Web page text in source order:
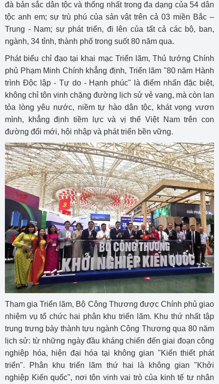
đà bản sắc dân tộc và thống nhất trong đa dạng của 54 dân
tộc anh em; sự trù phú của sản vật trên cả 03 miền Bắc –
Trung - Nam; sự phát triển, đi lên của tất cả các bộ, ban,
ngành, 34 tỉnh, thành phố trong suốt 80 năm qua.
Phát biểu chỉ đạo tại khai mạc Triển lãm, Thủ tướng Chính
phủ Phạm Minh Chính khẳng định, Triển lãm "80 năm Hành
trình Độc lập - Tự do - Hạnh phúc" là điểm nhấn đặc biệt,
không chỉ tôn vinh chặng đường lịch sử vẻ vang, mà còn lan
tỏa lòng yêu nước, niềm tự hào dân tộc, khát vọng vươn
mình, khẳng định tiềm lực và vị thế Việt Nam trên con
đường đổi mới, hội nhập và phát triển bền vững.
Tham gia Triển lãm, Bộ Công Thương được Chính phủ giao
nhiệm vụ tổ chức hai phân khu triển lãm. Khu thứ nhất tập
trung trưng bày thành tựu ngành Công Thương qua 80 năm
lịch sử: từ những ngày đầu kháng chiến đến giai đoạn công
nghiệp hóa, hiện đại hóa tại không gian "Kiến thiết phát
triển". Phân khu triển lãm thứ hai là không gian "Khởi
nghiệp Kiến quốc", nơi tôn vinh vai trò của kinh tế tư nhân